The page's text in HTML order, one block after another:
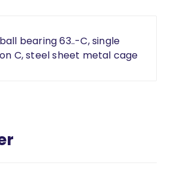
bearing 63..-C, single
C, steel sheet metal cage